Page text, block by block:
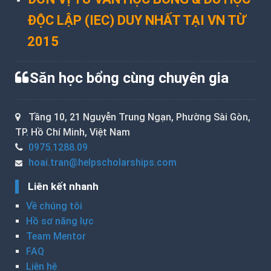
ĐỘC LẬP (IEC) DUY NHẤT TẠI VN TỪ
2015
Săn học bổng cùng chuyên gia
Tầng 10, 21 Nguyễn Trung Ngạn, Phường Sài Gòn,
TP. Hồ Chí Minh, Việt Nam
0975.1288.09
hoai.tran@helpscholarships.com
Liên kết nhanh
Về chúng tôi
Hồ sơ năng lực
Team Mentor
FAQ
Liên hệ